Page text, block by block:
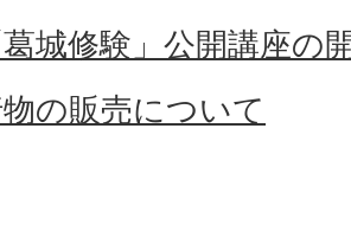
城修験」公開講座の
の販売について